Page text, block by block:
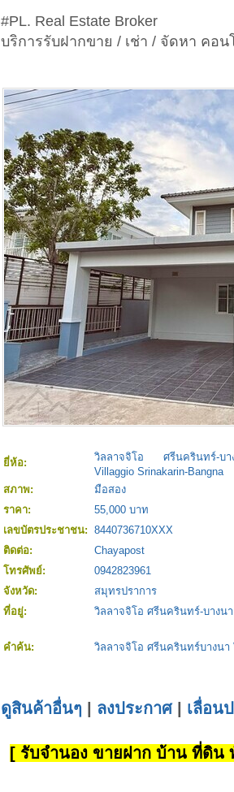
#PL. Real Estate Broker
บริการรับฝากขาย / เช่า / จัดหา คอ
ยี่ห้อ:
วิลลาจจิโอ ศรีนครินทร์-บา
Villaggio Srinakarin-Bangna
สภาพ:
มือสอง
ราคา:
55,000 บาท
เลขบัตรประชาชน: 8440736710XXX
ติดต่อ:
Chayapost
โทรศัพย์:
0942823961
จังหวัด:
สมุทรปราการ
ที่อยู่:
วิลลาจจิโอ ศรีนครินทร์-บางนา
คำค้น: วิลลาจจิโอ ศรีนครินทร์บางนา
ดูสินค้าอื่นๆ ลงประกาศ| เลื่อน
[ รับจำนอง ขายฝาก บ้าน ที่ดิน